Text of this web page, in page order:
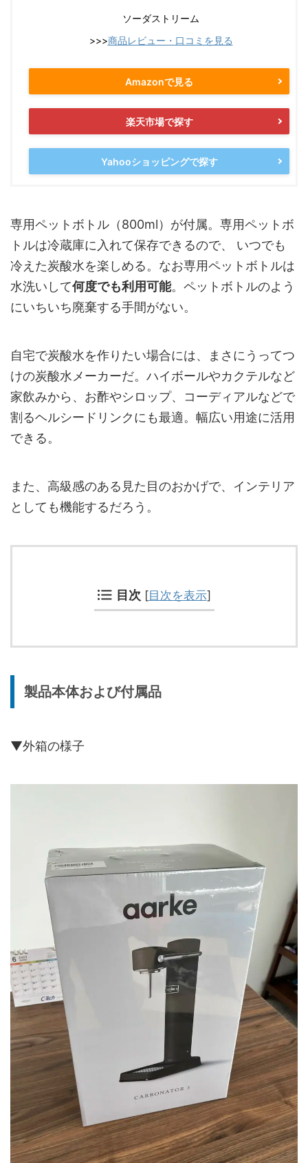
ソーダストリーム
>>>商品レビュー・口コミを見る
Amazonで見る
楽天市場で探す
Yahooショッピングで探す
専用ペットボトル（800ml）が付属。専用ペットボ
トルは冷蔵庫に入れて保存できるので、 いつでも
冷えた炭酸水を楽しめる。なお専用ペットボトルは
水洗いして何度でも利用可能。ペットボトルのよう
にいちいち廃棄する手間がない。
自宅で炭酸水を作りたい場合には、まさにうってつ
けの炭酸水メーカーだ。ハイボールやカクテルなど
家飲みから、お酢やシロップ、コーディアルなどで
割るヘルシードリンクにも最適。幅広い用途に活用
できる。
また、高級感のある見た目のおかげで、インテリア
としても機能するだろう。
目次 [目次を表示]
製品本体および付属品
▼外箱の様子